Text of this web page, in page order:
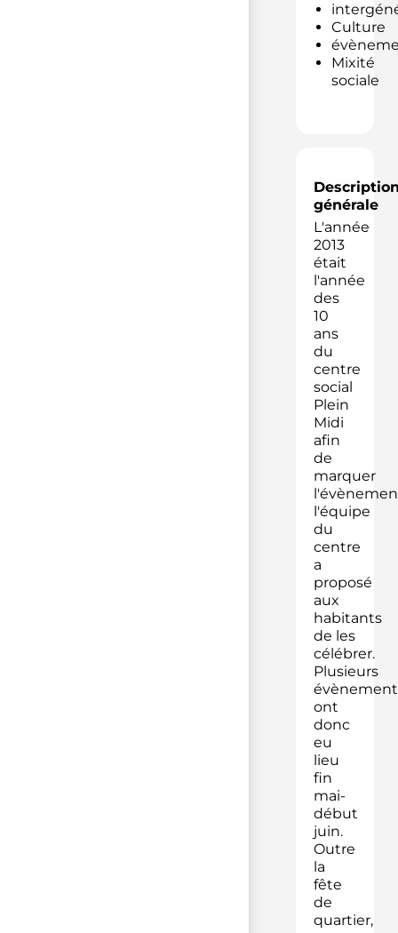
Culture
Mixité
sociale
générale
L'année
2013
était
l'année
des
10
ans
du
centre
social
Plein
Midi
afin
de
marquer
l'équipe
du
centre
a
proposé
aux
habitants
de les
célébrer.
Plusieurs
ont
donc
eu
lieu
fin
mai-
début
juin.
Outre
la
fête
de
quartier,